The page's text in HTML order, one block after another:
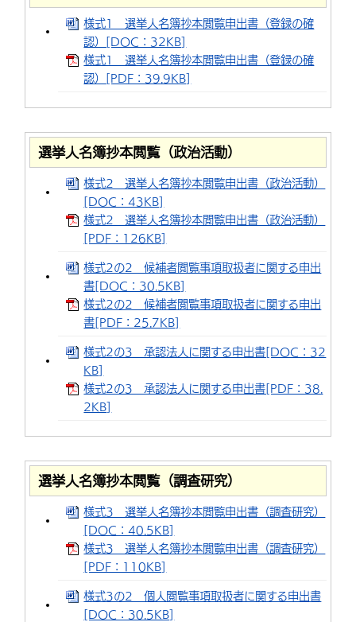
様式1 選挙人名簿抄本閲覧申出書（登録の確
認）[DOC：32KB]
様式1 選挙人名簿抄本閲覧申出書（登録の確
認）[PDF：39.9KB]
選挙人名簿抄本閲覧（政治活動）
様式2 選挙人名簿抄本閲覧申出書（政治活動）
[DOC：43KB]
様式2 選挙人名簿抄本閲覧申出書（政治活動）
[PDF：126KB]
様式2の2 候補者閲覧事項取扱者に関する申出
書[DOC：30.5KB]
様式2の2 候補者閲覧事項取扱者に関する申出
書[PDF：25.7KB]
様式2の3 承認法人に関する申出書[DOC：32
KB]
様式2の3 承認法人に関する申出書[PDF：38.
2KB]
選挙人名簿抄本閲覧（調査研究）
様式3 選挙人名簿抄本閲覧申出書（調査研究）
[DOC：40.5KB]
様式3 選挙人名簿抄本閲覧申出書（調査研究）
[PDF：110KB]
様式3の2 個人閲覧事項取扱者に関する申出書
[DOC：30.5KB]